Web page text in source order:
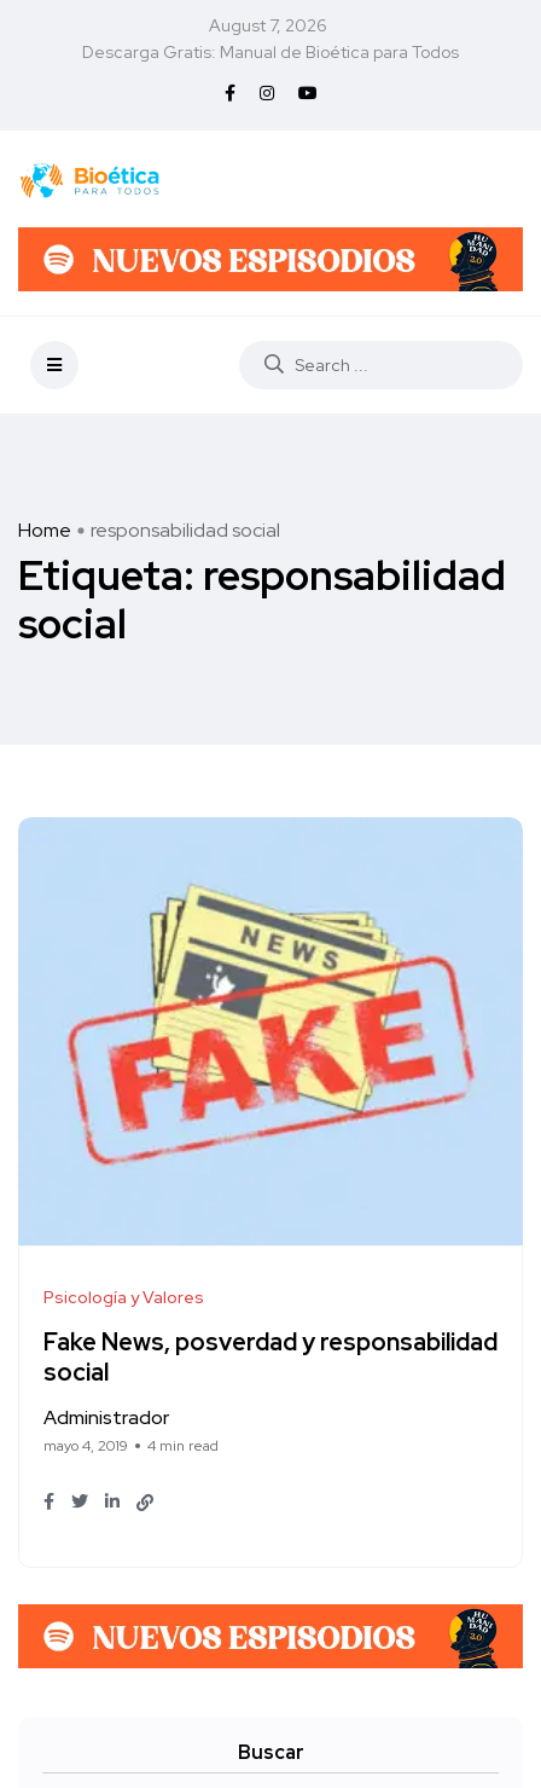
August 7, 2026
Descarga Gratis: Manual de Bioética para Todos
Home responsabilidad social
Etiqueta: responsabilidad
social
Psicología y Valores
Fake News, posverdad y responsabilidad
social
Administrador
mayo 4, 2019 4 min read
Buscar